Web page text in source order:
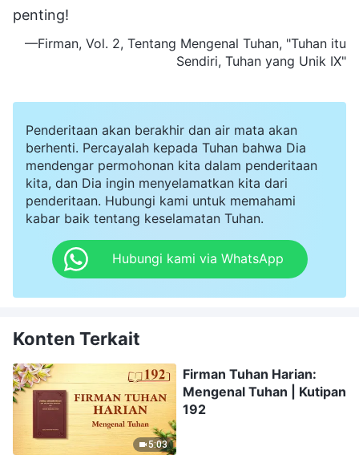
penting!
—Firman, Vol. 2, Tentang Mengenal Tuhan, "Tuhan itu
Sendiri, Tuhan yang Unik IX"
Penderitaan akan berakhir dan air mata akan
berhenti. Percayalah kepada Tuhan bahwa Dia
mendengar permohonan kita dalam penderitaan
kita, dan Dia ingin menyelamatkan kita dari
penderitaan. Hubungi kami untuk memahami
kabar baik tentang keselamatan Tuhan.
Hubungi kami via WhatsApp
Konten Terkait
5:03
Firman Tuhan Harian:
Mengenal Tuhan | Kutipan
192